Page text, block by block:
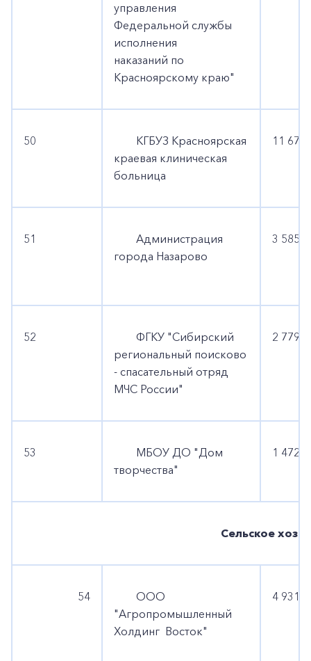
управления
Федеральной службы
исполнения
наказаний по
Красноярскому краю"
50
КГБУЗ Красноярская
краевая клиническая
больница
11 676
51
Администрация
города Назарово
3 585
52
ФГКУ "Сибирский
региональный поисково
- спасательный отряд
МЧС России"
2 779
53
МБОУ ДО "Дом
творчества"
1 472
Сельское
54
ООО
"Агропромышленный
Холдинг Восток"
4 931